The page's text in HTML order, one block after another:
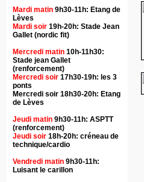
Mardi matin 9h30-11h: Etang de
Lèves
Mardi soir 19h-20h: Stade Jean
Gallet (nordic fit)
Mercredi matin 10h-11h30:
Stade jean Gallet
(renforcement)
Mercredi soir 17h30-19h: les 3
ponts
Mercredi soir 18h30-20h: Etang
de Lèves
Jeudi matin 9h30-11h: ASPTT
(renforcement)
Jeudi soir 18h-20h: créneau de
technique/cardio
Vendredi matin 9h30-11h:
Luisant le carillon